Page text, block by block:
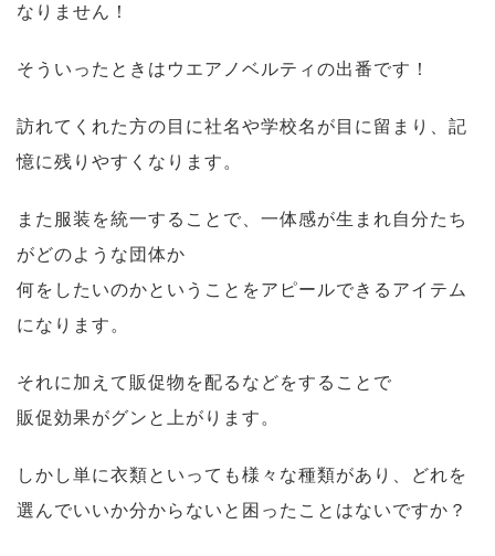
なりません！
そういったときはウエアノベルティの出番です！
訪れてくれた方の目に社名や学校名が目に留まり、記
憶に残りやすくなります。
また服装を統一することで、一体感が生まれ自分たち
がどのような団体か
何をしたいのかということをアピールできるアイテム
になります。
それに加えて販促物を配るなどをすることで
販促効果がグンと上がります。
しかし単に衣類といっても様々な種類があり、どれを
選んでいいか分からないと困ったことはないですか？